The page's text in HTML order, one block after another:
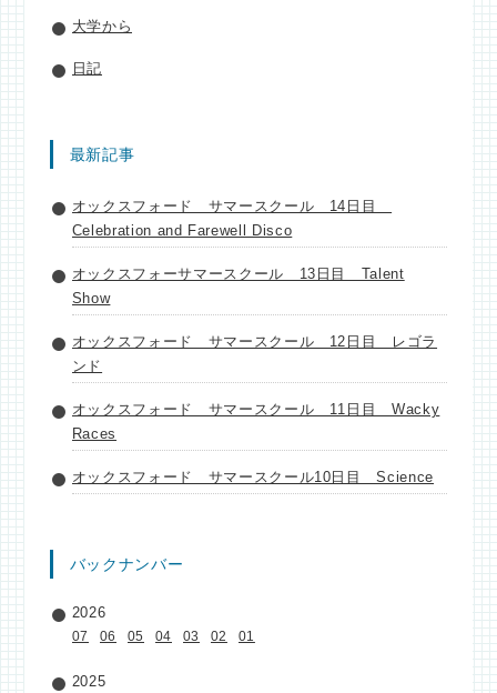
大学から
日記
最新記事
オックスフォード サマースクール 14日目
Celebration and Farewell Disco
オックスフォーサマースクール 13日目 Talent
Show
オックスフォード サマースクール 12日目 レゴラ
ンド
オックスフォード サマースクール 11日目 Wacky
Races
オックスフォード サマースクール10日目 Science
バックナンバー
2026
07 06 05 04 03 02 01
2025